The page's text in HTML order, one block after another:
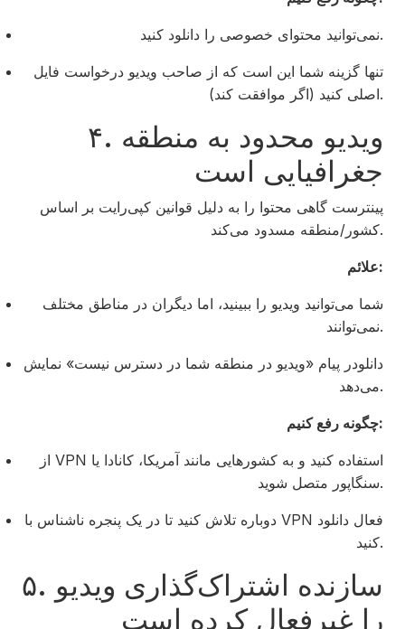
نمی‌توانید محتوای خصوصی را دانلود کنید.
تنها گزینه شما این است که از صاحب ویدیو درخواست فایل
اصلی کنید (اگر موافقت کند).
۴. ویدیو محدود به منطقه
جغرافیایی است
پینترست گاهی محتوا را به دلیل قوانین کپی‌رایت بر اساس
کشور/منطقه مسدود می‌کند.
علائم:
شما می‌توانید ویدیو را ببینید، اما دیگران در مناطق مختلف
نمی‌توانند.
دانلودر پیام «ویدیو در منطقه شما در دسترس نیست» نمایش
می‌دهد.
چگونه رفع کنیم:
از VPN استفاده کنید و به کشورهایی مانند آمریکا، کانادا یا
سنگاپور متصل شوید.
دوباره تلاش کنید تا در یک پنجره ناشناس با VPN فعال دانلود
کنید.
۵. سازنده اشتراک‌گذاری ویدیو
را غیرفعال کرده است